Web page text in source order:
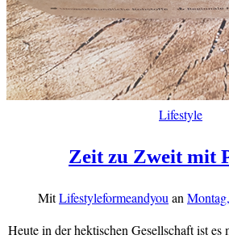
Lifestyle
Zeit zu Zweit mit
MitLifestyleformeandyou an
Heute in der hektischen Gesellschaft ist es